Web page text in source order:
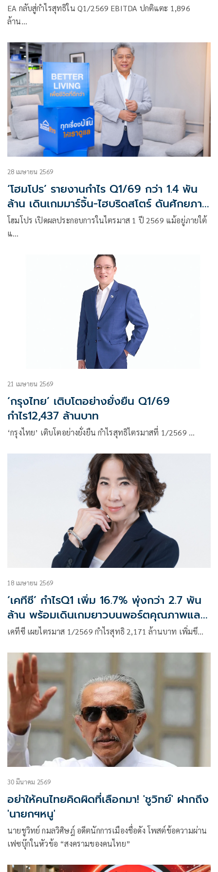
EA กลับสู่กำไรสุทธิใน Q1/2569 EBITDA ปกติแตะ 1,896
ล้าน…
28 เมษายน 2569
‘โฮมโปร’ รายงานกำไร Q1/69 กว่า 1.4 พัน
ล้าน เดินเกมมาร์จิ้น-ไฮบริดสโตร์ ดันศักยภาพ
โตระยะยาว
โฮมโปร เปิดผลประกอบการในไตรมาส 1 ปี 2569 แม้อยู่ภายใต้
แ…
21 เมษายน 2569
‘กรุงไทย’ เติบโตอย่างยั่งยืน Q1/69
กำไร12,437 ล้านบาท
‘กรุงไทย’ เติบโตอย่างยั่งยืน กำไรสุทธิไตรมาสที่ 1/2569 …
18 เมษายน 2569
‘เคทีซี’ กำไรQ1 เพิ่ม 16.7% พุ่งกว่า 2.7 พัน
ล้าน พร้อมเดินเกมยาวบนพอร์ตคุณภาพและ
วินัยการเงิน
เคทีซี เผยไตรมาส 1/2569 กำไรสุทธิ 2,171 ล้านบาท เพิ่มขึ…
30 มีนาคม 2569
อย่าให้คนไทยคิดผิดที่เลือกมา! 'ชูวิทย์' ฝากถึง
'นายกฯหนู'
นายชูวิทย์ กมลวิศิษฎ์ อดีตนักการเมืองชื่อดัง โพสต์ข้อความผ่าน
เฟซบุ๊กในหัวข้อ “สงครามของคนไทย”